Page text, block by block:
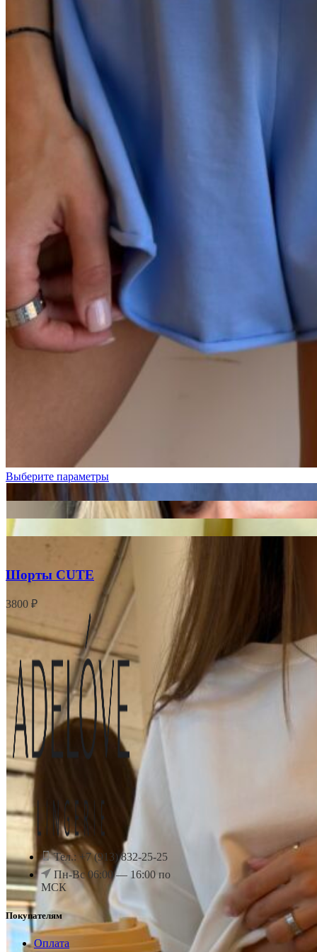
Черный
Выберите параметры
Шорты CUTE
3800 ₽
Тел.: +7 (913) 832-25-25
Пн-Вс 06:00 — 16:00 по
МСК
Покупателям
Оплата